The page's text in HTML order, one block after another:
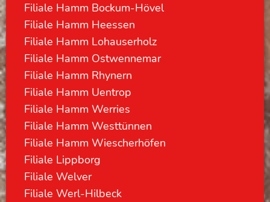
Filiale Hamm Bockum-Hövel
Filiale Hamm Heessen
Filiale Hamm Lohauserholz
Filiale Hamm Ostwennemar
Filiale Hamm Rhynern
Filiale Hamm Uentrop
Filiale Hamm Werries
Filiale Hamm Westtünnen
Filiale Hamm Wiescherhöfen
Filiale Lippborg
Filiale Welver
Filiale Werl-Hilbeck